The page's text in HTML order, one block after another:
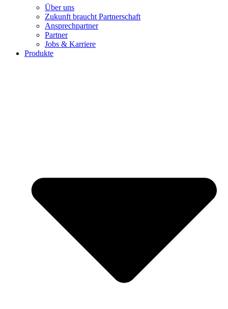
Über uns
Zukunft braucht Partnerschaft
Ansprechpartner
Partner
Jobs & Karriere
Produkte